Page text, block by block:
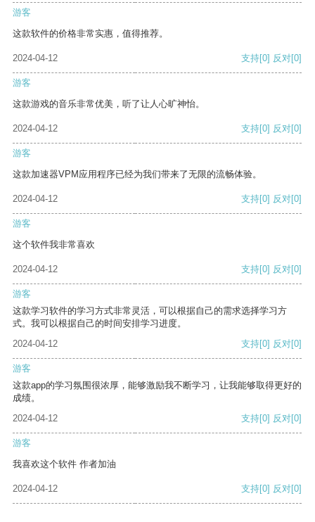
游客
这款软件的价格非常实惠，值得推荐。
2024-04-12 支持[0] 反对[0]
游客
这款游戏的音乐非常优美，听了让人心旷神怡。
2024-04-12 支持[0] 反对[0]
游客
这款加速器VPM应用程序已经为我们带来了无限的流畅体验。
2024-04-12 支持[0] 反对[0]
游客
这个软件我非常喜欢
2024-04-12 支持[0] 反对[0]
游客
这款学习软件的学习方式非常灵活，可以根据自己的需求选择学习方
式。我可以根据自己的时间安排学习进度。
2024-04-12
支持[0] 反对[0]
游客
这款app的学习氛围很浓厚，能够激励我不断学习，让我能够取得更好的
成绩。
2024-04-12
支持[0] 反对[0]
游客
我喜欢这个软件 作者加油
2024-04-12 支持[0] 反对[0]